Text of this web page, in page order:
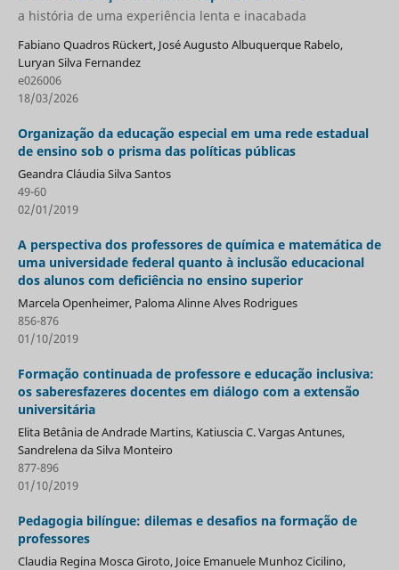
a história de uma experiência lenta e inacabada
Fabiano Quadros Rückert, José Augusto Albuquerque Rabelo,
Luryan Silva Fernandez
e026006
18/03/2026
Organização da educação especial em uma rede estadual
de ensino sob o prisma das políticas públicas
Geandra Cláudia Silva Santos
49-60
02/01/2019
A perspectiva dos professores de química e matemática de
uma universidade federal quanto à inclusão educacional
dos alunos com deficiência no ensino superior
Marcela Openheimer, Paloma Alinne Alves Rodrigues
856-876
01/10/2019
Formação continuada de professore e educação inclusiva:
os saberesfazeres docentes em diálogo com a extensão
universitária
Elita Betânia de Andrade Martins, Katiuscia C. Vargas Antunes,
Sandrelena da Silva Monteiro
877-896
01/10/2019
Pedagogia bilíngue: dilemas e desafios na formação de
professores
Claudia Regina Mosca Giroto, Joice Emanuele Munhoz Cicilino,